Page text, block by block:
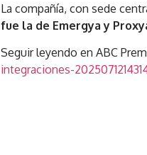
La compañía, con sede
fue la de Emergya y
Seguir leyendo en ABC
integraciones-